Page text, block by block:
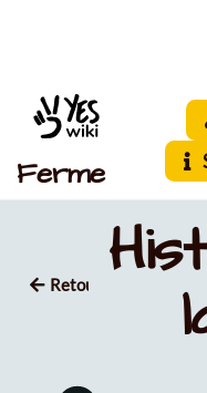
Ferme
Retour